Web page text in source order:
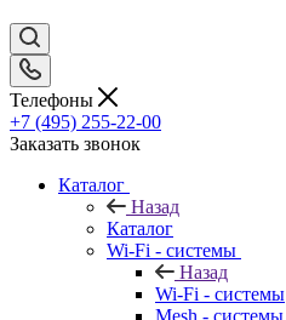
Телефоны
+7 (495) 255-22-00
Заказать звонок
Каталог
Назад
Каталог
Wi-Fi - системы
Назад
Wi-Fi - системы
Mesh - системы